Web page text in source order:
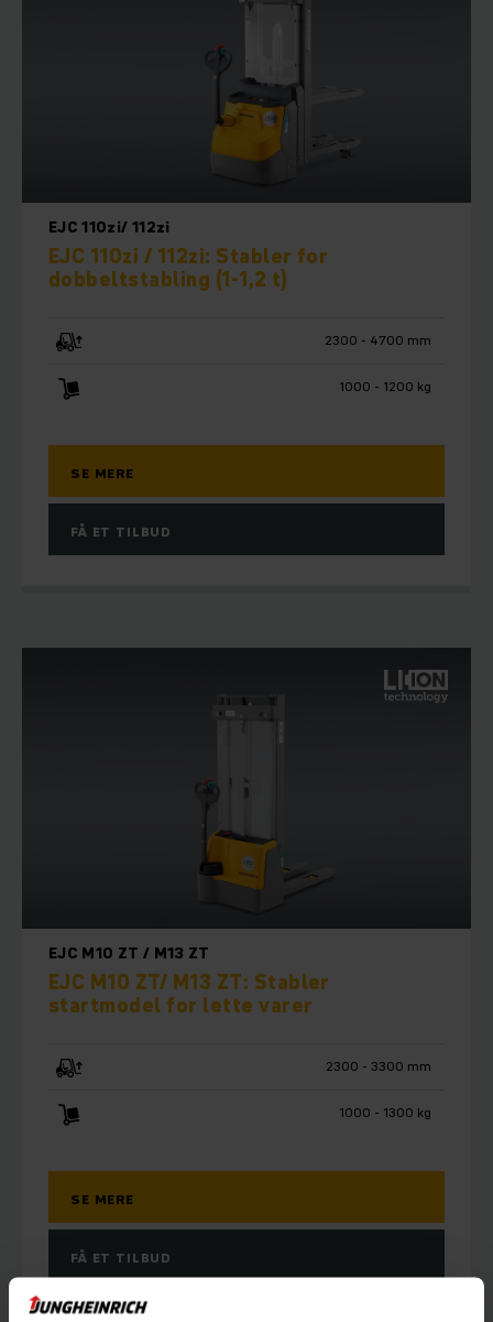
EJC 110zi/ 112zi
EJC 110zi / 112zi: Stabler for
dobbeltstabling (1-1,2 t)
2300 - 4700 mm
1000 - 1200 kg
SE MERE
FÅ ET TILBUD
EJC M10 ZT / M13 ZT
EJC M10 ZT/ M13 ZT: Stabler
startmodel for lette varer
2300 - 3300 mm
1000 - 1300 kg
SE MERE
FÅ ET TILBUD